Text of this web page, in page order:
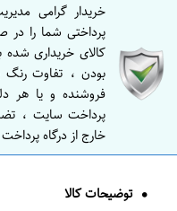
خریدار گرامی
پرداختی شما را
کالای خریداری
بودن ، تفاوت رنگ
فروشنده و یا هر
پرداخت سایت ،
خارج از درگاه
توضیحات کالا